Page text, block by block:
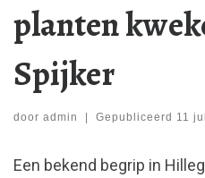
planten
Spijker
door admin | Gepubliceerd 11
Een bekend begrip in